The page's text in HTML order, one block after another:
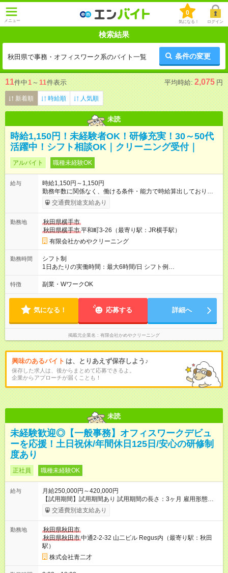
メニュー
0
気になる！ ログイン
検索結果
秋田県で事務・オフィスワーク系のバイト一覧 条件の変更
11件中1 ～ 11件表示 平均時給: 2,075 円
新着順 時給順 人気順
未読
時給1,150円！未経験者OK！研修充実！30～50代
活躍中！シフト相談OK｜クリーニング受付｜
アルバイト 職種未経験OK
給与
時給1,150円～1,150円
勤務年数に関係なく、働ける条件・能力で時給算出しておりま
す。 ・12カ月以上働ける方 ・土曜日勤務月の半分以上勤務でき
る方歓迎 ・能力・働ける時間帯の条件を考慮の上、決定しま
かりと反映されるシステムです！ 【試用期間】試用期間あり 試
用期間の長さ：2ヶ月 ※ 雇用形態と給与に、本採用時と異なる部
分があります。 雇用形態：本採用時と同じです。 給与：時
給 1,031円 ～ 1,031円
交通費別途支給あり
勤務地
秋田県横手市
秋田県横手市平和町3-26（最寄り駅：JR横手駅）
有限会社かめやクリーニング
勤務時間
シフト制
1日あたりの実働時間：最大6時間/日 シフト例
(1)10:00~14:00 (2)14:00~18:00 (3)9:00~14:00（十文字店の場
合）(4)14：00～19：00（十文字店の場合） 働きたい曜日・日
をお聞きして勤務表を作成します。 詳細はお気軽にご相談くだ
さい。
特徴 副業・WワークOK
気になる！ 応募する 詳細へ
掲載元企業名 有限会社かめやクリーニング
興味のあるバイト は、とりあえず保存しよう♪
保存した求人は、後からまとめて応募できるよ。
企業からアプローチが届くことも！
未読
未経験歓迎◎【一般事務】オフィスワークデビュ
ーを応援！土日祝休/年間休日125日/安心の研修制
度あり
正社員 職種未経験OK
給与
月給250,000円～420,000円
【試用期間】試用期間あり 試用期間の長さ：3ヶ月 雇用形態、
給与は本採用時と同じです。
交通費別途支給あり
勤務地
秋田県秋田市
秋田県秋田市中通2-2-32 山二ビル Regus内（最寄り駅：秋田
駅）
株式会社青二才